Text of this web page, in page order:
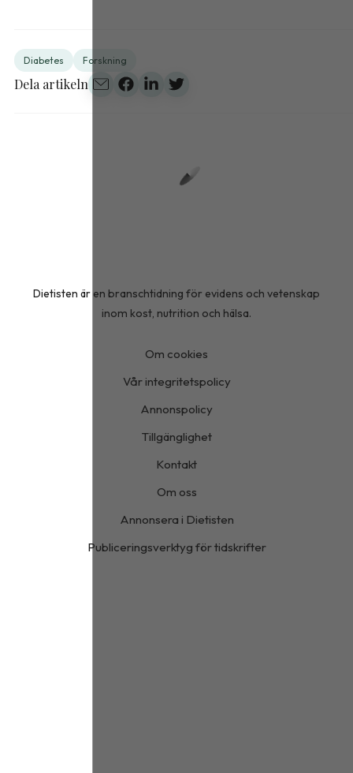
Diabetes Forskning
Dela artikeln
Dietisten är en branschtidning för evidens och vetenskap
inom kost, nutrition och hälsa.
Om cookies
Vår integritetspolicy
Annonspolicy
Tillgänglighet
Kontakt
Om oss
Annonsera i Dietisten
Publiceringsverktyg för tidskrifter